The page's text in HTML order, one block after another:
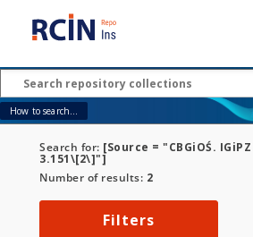
How to search...
Search for: [Source = "CBGiOŚ.
3.151\[2\]"]
Number of results: 2
Filters